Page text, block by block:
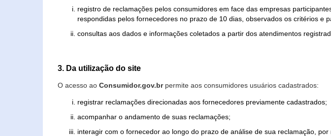
registro de reclamações pelos consumidores em face das empresas
respondidas pelos fornecedores no prazo de 10 dias, observados os critérios e
consultas aos dados e informações coletados a partir dos atendimentos
3. Da utilização do site
O acesso ao Consumidor.gov.brpermite aos consumidores usuários cadastrados:
registrar reclamações direcionadas aos fornecedores previamente cadastrados;
acompanhar o andamento de suas reclamações;
interagir com o fornecedor ao longo do prazo de análise de sua reclamação,